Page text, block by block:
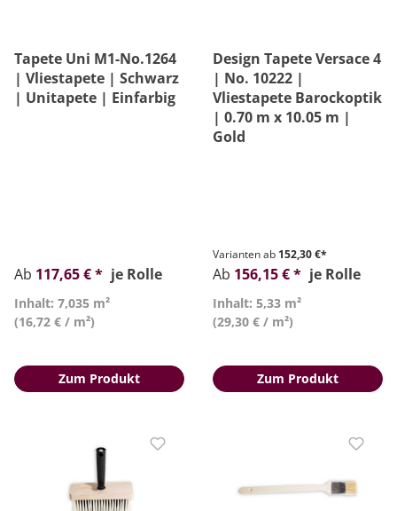
Tapete Uni M1-No.1264
| Vliestapete | Schwarz
| Unitapete | Einfarbig
Ab 117,65 € * je Rolle
Inhalt: 7,035 m²
(16,72 € / m²)
Zum Produkt
Design Tapete Versace 4
| No. 10222 |
Vliestapete Barockoptik
| 0.70 m x 10.05 m |
Gold
Varianten ab 152,30 €*
Ab 156,15 € * je Rolle
Inhalt: 5,33 m²
(29,30 € / m²)
Zum Produkt